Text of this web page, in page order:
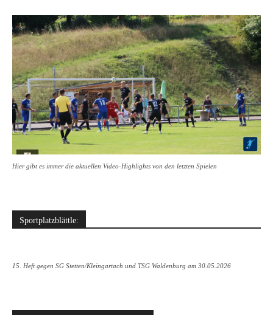
Hier gibt es immer die aktuellen Video-Highlights von den letzten Spielen
Sportplatzblättle:
15. Heft gegen SG Stetten/Kleingartach und TSG Waldenburg am 30.05.2026